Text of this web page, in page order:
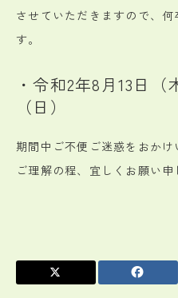
させていただきますので、
す。
・令和2年8月13日（
（日）
期間中ご不便ご迷惑をおかけ
ご理解の程、宜しくお願い申